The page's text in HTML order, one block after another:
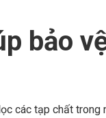
bảo
các tạp chất